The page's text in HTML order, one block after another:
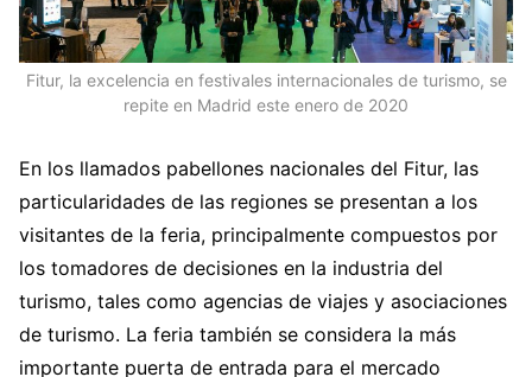
Fitur, la excelencia en festivales internacionales de turismo, se
repite en Madrid este enero de 2020
En los llamados pabellones nacionales del Fitur, las
particularidades de las regiones se presentan a los
visitantes de la feria, principalmente compuestos por
los tomadores de decisiones en la industria del
turismo, tales como agencias de viajes y asociaciones
de turismo. La feria también se considera la más
importante puerta de entrada para el mercado